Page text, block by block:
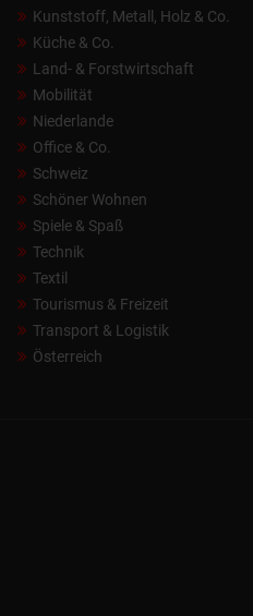
Kunststoff, Metall, Holz & Co.
Küche & Co.
Land- & Forstwirtschaft
Mobilität
Niederlande
Office & Co.
Schweiz
Schöner Wohnen
Spiele & Spaß
Technik
Textil
Tourismus & Freizeit
Transport & Logistik
Österreich